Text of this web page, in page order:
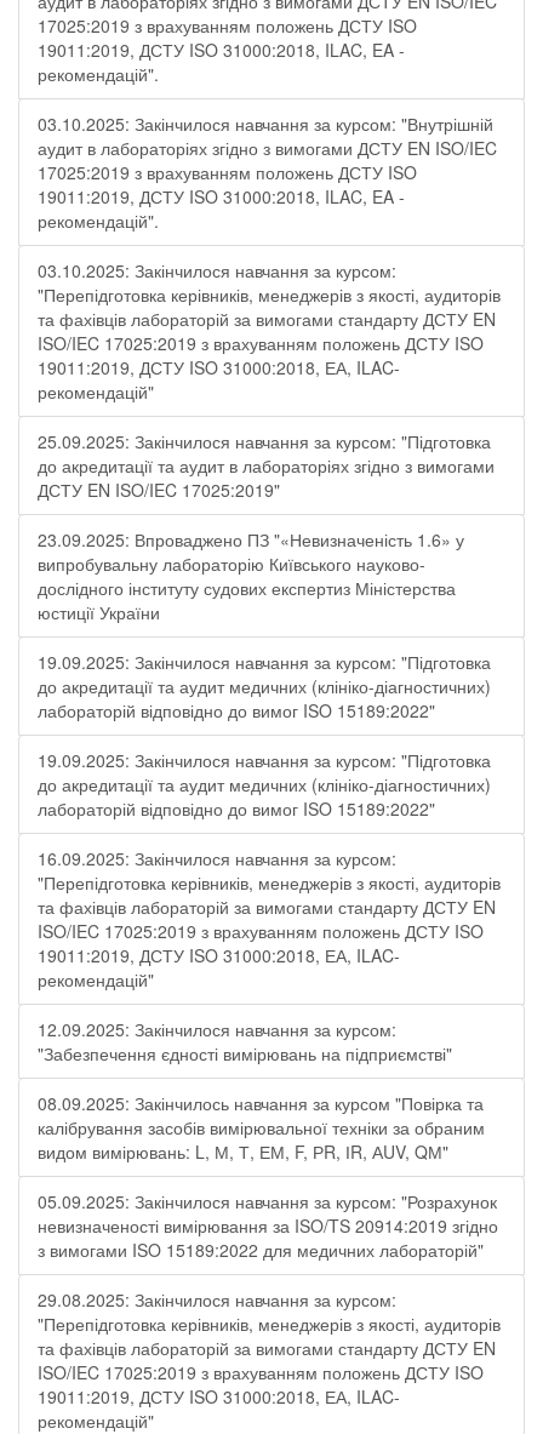
17025:2019 з врахуванням положень ДСТУ ISO
19011:2019, ДСТУ ISO 31000:2018, ILAC, EA -
рекомендацій".
03.10.2025: Закінчилося навчання за курсом: "Внутрішній
аудит в лабораторіях згідно з вимогами ДСТУ EN ISO/IEC
17025:2019 з врахуванням положень ДСТУ ISO
19011:2019, ДСТУ ISO 31000:2018, ILAC, EA -
рекомендацій".
03.10.2025: Закінчилося навчання за курсом:
"Перепідготовка керівників, менеджерів з якості, аудиторів
та фахівців лабораторій за вимогами стандарту ДСТУ EN
ISO/IEC 17025:2019 з врахуванням положень ДСТУ ISO
19011:2019, ДСТУ ISO 31000:2018, ЕА, ILAC-
рекомендацій"
25.09.2025: Закінчилося навчання за курсом: "Підготовка
до акредитації та аудит в лабораторіях згідно з вимогами
ДСТУ EN ISO/IEC 17025:2019"
23.09.2025: Впроваджено ПЗ "«Невизначеність 1.6» у
випробувальну лабораторію Київського науково-
дослідного інституту судових експертиз Міністерства
юстиції України
19.09.2025: Закінчилося навчання за курсом: "Підготовка
до акредитації та аудит медичних (клініко-діагностичних)
лабораторій відповідно до вимог ISO 15189:2022"
19.09.2025: Закінчилося навчання за курсом: "Підготовка
до акредитації та аудит медичних (клініко-діагностичних)
лабораторій відповідно до вимог ISO 15189:2022"
16.09.2025: Закінчилося навчання за курсом:
"Перепідготовка керівників, менеджерів з якості, аудиторів
та фахівців лабораторій за вимогами стандарту ДСТУ EN
ISO/IEC 17025:2019 з врахуванням положень ДСТУ ISO
19011:2019, ДСТУ ISO 31000:2018, ЕА, ILAC-
рекомендацій"
12.09.2025: Закінчилося навчання за курсом:
"Забезпечення єдності вимірювань на підприємстві"
08.09.2025: Закінчилось навчання за курсом "Повірка та
калібрування засобів вимірювальної техніки за обраним
видом вимірювань: L, М, Т, ЕМ, F, РR, ІR, АUV, QМ"
05.09.2025: Закінчилося навчання за курсом: "Розрахунок
невизначеності вимірювання за ISO/TS 20914:2019 згідно
з вимогами ISO 15189:2022 для медичних лабораторій"
29.08.2025: Закінчилося навчання за курсом:
"Перепідготовка керівників, менеджерів з якості, аудиторів
та фахівців лабораторій за вимогами стандарту ДСТУ EN
ISO/IEC 17025:2019 з врахуванням положень ДСТУ ISO
19011:2019, ДСТУ ISO 31000:2018, ЕА, ILAC-
рекомендацій"